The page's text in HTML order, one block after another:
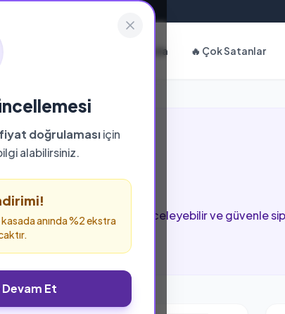
doğrulamasıiçin
alabilirsiniz.
anında %2 ekstra
Devam Et
Hakkımızda 🔥 Çok Satanlar
ait tüm eserleri bu sayfada inceleyebilir ve güvenle